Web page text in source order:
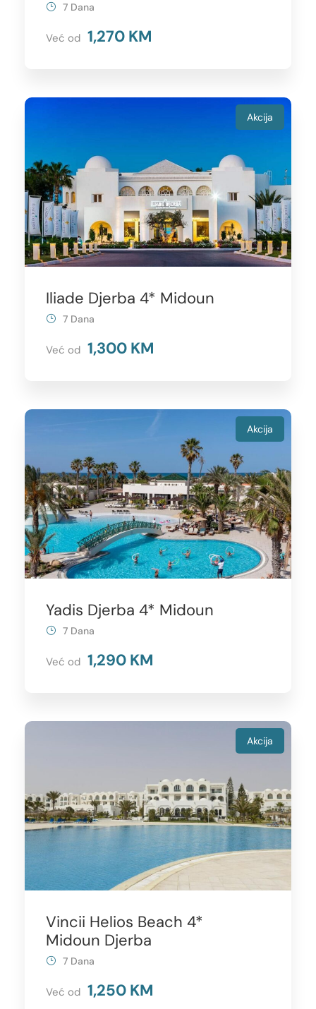
Već od 1,270 KM
7 Dana
Akcija
Iliade Djerba 4* Midoun
Već od 1,300 KM
7 Dana
Akcija
Yadis Djerba 4* Midoun
Već od 1,290 KM
7 Dana
Akcija
Vincii Helios Beach 4*
Midoun Djerba
Već od 1,250 KM
7 Dana